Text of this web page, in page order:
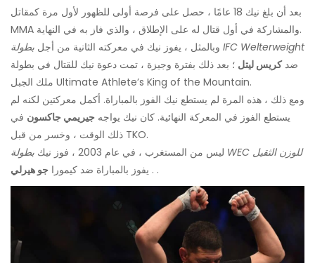
بعد أن بلغ نيك 18 عامًا ، حصل على فرصة أولى للظهور لأول مرة كمقاتل
MMA والمشاركة في أول قتال له على الإطلاق ، والذي فاز به في النهاية.
وبالمثل ، يفوز نيك في معركته الثانية من أجل بطولة IFC Welterweight
ضدكريس ليتل ؛ بعد ذلك بفترة وجيزة ، تمت دعوة نيك للقتال في بطولة
ملك الجبل Ultimate Athlete’s King of the Mountain.
ومع ذلك ، هذه المرة لم يستطع نيك الفوز بالمباراة. أكمل معركتين لكنه لم
يستطع الفوز في المعركة النهائية. كان نيك يواجه جيريمي جاكسون في
ذلك الوقت ، وخسر من قبل TKO.
ليس من المستغرب ، في عام 2003 ، فوز نيك
بطولة WEC للوزن الثقيل
. يفوز بالمباراة ضد كيمورا جو هيرلي .